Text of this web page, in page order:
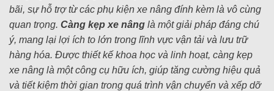
bãi, sự hỗ trợ từ các phụ kiện xe nâng đính kèm là vô cùng
quan trọng. Càng kẹp xe nâng là một giải pháp đáng chú
ý, mang lại lợi ích to lớn trong lĩnh vực vận tải và lưu trữ
hàng hóa. Được thiết kế khoa học và linh hoạt, càng kẹp
xe nâng là một công cụ hữu ích, giúp tăng cường hiệu quả
và tiết kiệm thời gian trong quá trình vận chuyển và xếp dỡ